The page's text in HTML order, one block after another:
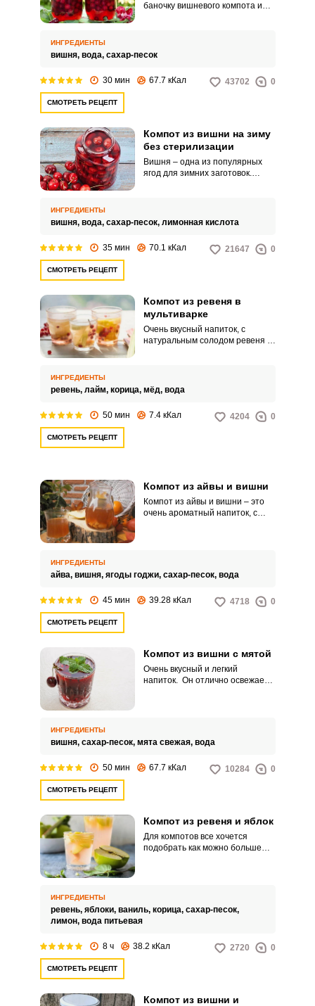
баночку вишневого компота и
консервацию на зиму делают в
литровой банке также очень
вас зимой.
ИНГРЕДИЕНТЫ
вишня, вода, сахар-песок
30 мин 67.7 кКал 43702 0
СМОТРЕТЬ РЕЦЕПТ
Компот из вишни на зиму
без стерилизации
Вишня – одна из популярных
ягод для зимних заготовок.
компота.
ИНГРЕДИЕНТЫ
вишня, вода, сахар-песок, лимонная кислота
35 мин 70.1 кКал 21647 0
СМОТРЕТЬ РЕЦЕПТ
Компот из ревеня в
мультиварке
Очень вкусный напиток, с
натуральным солодом ревеня и
охлажденный.
ИНГРЕДИЕНТЫ
ревень, лайм, корица, мёд, вода
50 мин 7.4 кКал 4204 0
СМОТРЕТЬ РЕЦЕПТ
Компот из айвы и вишни
Компот из айвы и вишни – это
очень ароматный напиток, с
ИНГРЕДИЕНТЫ
айва, вишня, ягоды годжи, сахар-песок, вода
45 мин 39.28 кКал 4718 0
СМОТРЕТЬ РЕЦЕПТ
Компот из вишни с мятой
Очень вкусный и легкий
напиток. Он отлично освежает,
невероятное!
ИНГРЕДИЕНТЫ
вишня, сахар-песок, мята свежая, вода
50 мин 67.7 кКал 10284 0
СМОТРЕТЬ РЕЦЕПТ
Компот из ревеня и яблок
Для компотов все хочется
подобрать как можно больше
Ревень придаст особую,
кислинкой.
ИНГРЕДИЕНТЫ
ревень, яблоки, ваниль, корица, сахар-песок,
лимон, вода питьевая
8 ч 38.2 кКал 2720 0
СМОТРЕТЬ РЕЦЕПТ
Компот из вишни и